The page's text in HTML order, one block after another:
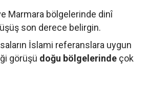
Marmara bölgelerinde dinî
son derece belirgin.
İslami referanslara uygun
görüşü doğu bölgelerinde çok